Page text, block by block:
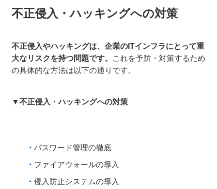
不正侵入・ハッキングへの対策
​​不正侵入やハッキングは、企業のITインフラにとって重
大なリスクを持つ問題です。
これを予防・対策するため
の具体的な方法は以下の通りです。
▼不正侵入・ハッキングへの対策
パスワード管理の徹底
ファイアウォールの導入
侵入防止システムの導入